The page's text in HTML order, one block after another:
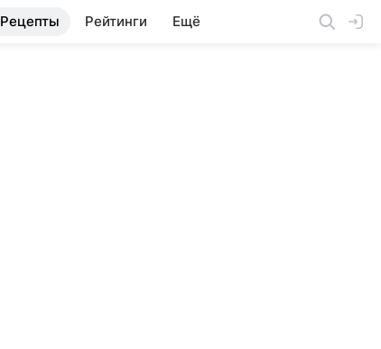
Рецепты Рейтинги Ещё